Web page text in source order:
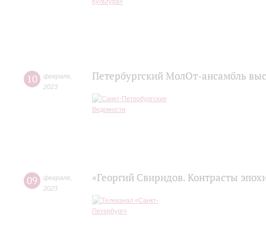
10 февраля
2023
Петербургский МолОт-ансамбль
09 февраля
2023
«Георгий Свиридов. Контрасты